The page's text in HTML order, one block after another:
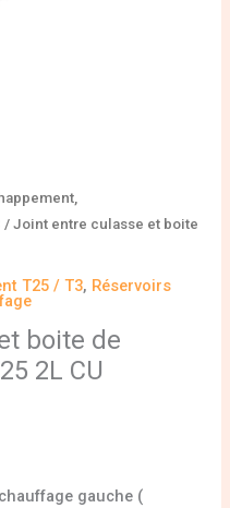
/ Joint entre culasse et boite
T25 / T3, Réservoirs
boite de
2L CU
gauche (